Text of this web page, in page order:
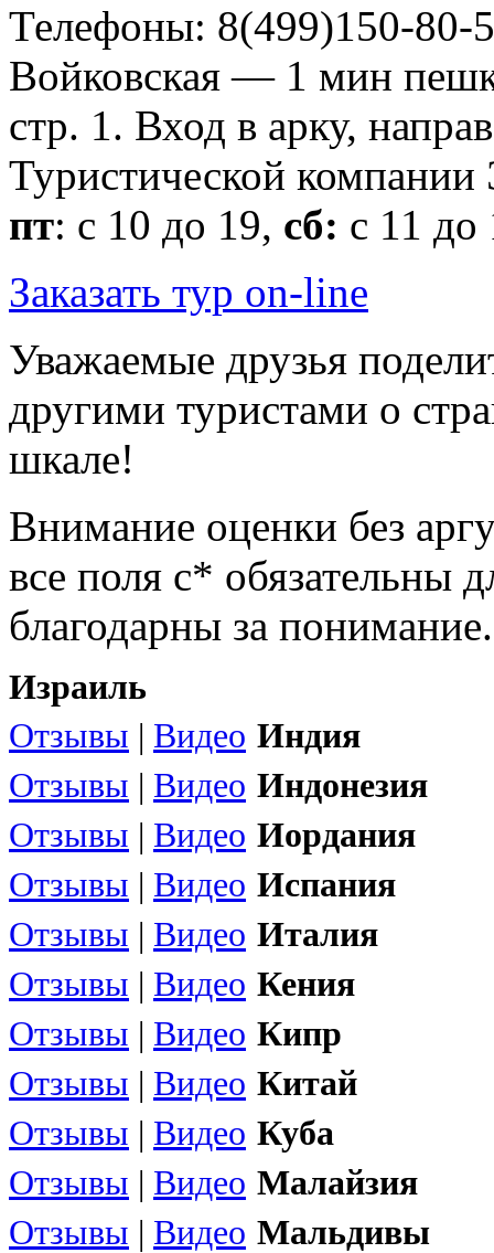
Телефоны: 8(499)150-80-
Войковская — 1 мин
стр. 1. Вход в арку,
Туристической
пт: с 10 до 19, сб: с 11
Заказать тур on-line
Уважаемые друзья
другими туристами о
шкале!
Внимание оценки без
все поля с* обязательны
благодарны за понимание.
Израиль
Отзывы | Видео Индия
Отзывы | Видео Индонезия
Отзывы | Видео Иордания
Отзывы | Видео Испания
Отзывы | Видео Италия
Отзывы | Видео Кения
Отзывы | Видео Кипр
Отзывы | Видео Китай
Отзывы | Видео Куба
Отзывы | Видео Малайзия
Отзывы | Видео Мальдивы